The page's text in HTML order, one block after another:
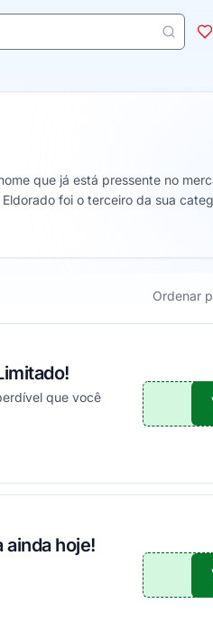
que já está pressente no
foi o terceiro da sua
ideal de loja online para realizar
Ordenar
que você
ainda hoje!